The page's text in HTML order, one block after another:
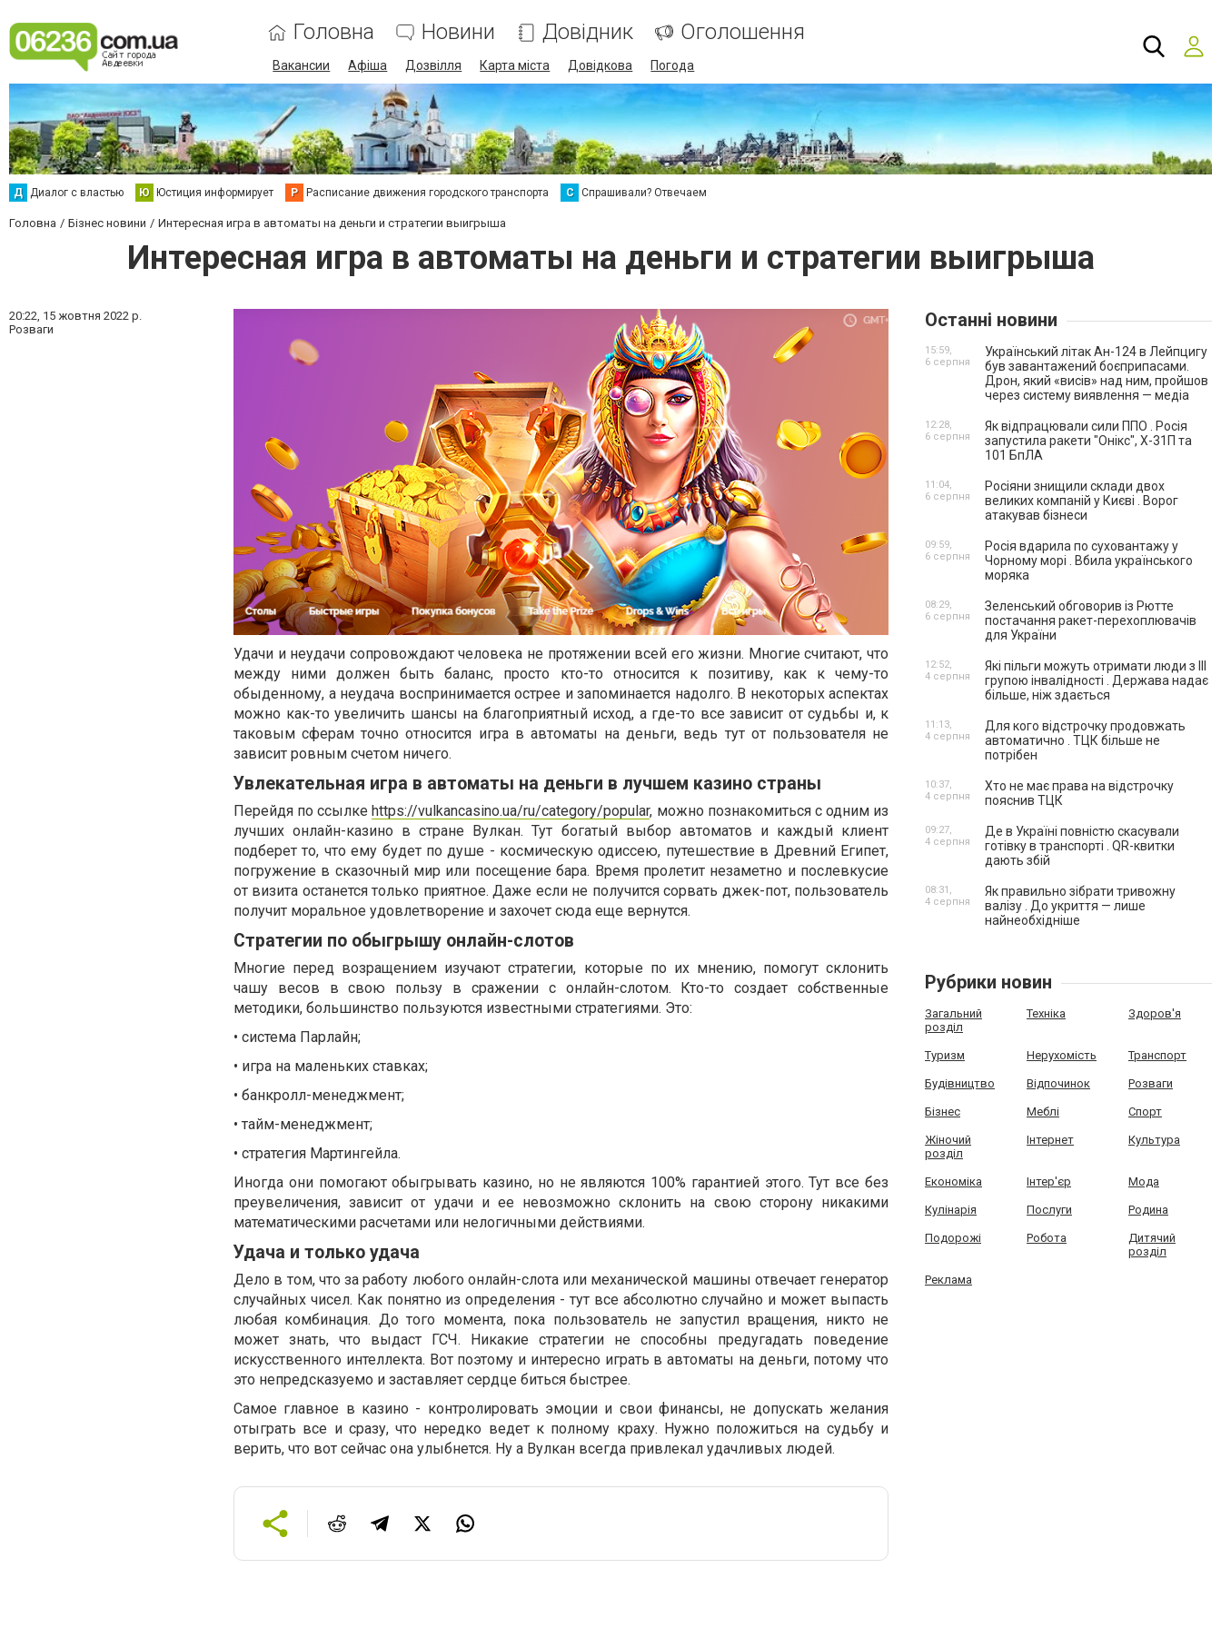
Головна Новини Довідник Оголошення
Вакансии Афіша Дозвілля Карта міста Довідкова Погода
Д Диалог с властью Ю Юстиция информирует Р Расписание движения городского транспорта С Спрашивали? Отвечаем
Головна Бізнес новини Интересная игра в автоматы на деньги и стратегии выигрыша
Интересная игра в автоматы на деньги и стратегии выигрыша
20:22, 15 жовтня 2022 р.
Розваги
Удачи и неудачи сопровождают человека не протяжении всей его жизни. Многие считают, что
между ними должен быть баланс, просто кто-то относится к позитиву, как к чему-то
обыденному, а неудача воспринимается острее и запоминается надолго. В некоторых аспектах
можно как-то увеличить шансы на благоприятный исход, а где-то все зависит от судьбы и, к
таковым сферам точно относится игра в автоматы на деньги, ведь тут от пользователя не
зависит ровным счетом ничего.
Увлекательная игра в автоматы на деньги в лучшем казино страны
Перейдя по ссылкеhttps://vulkancasino.ua/ru/category/popular, можно познакомиться с одним из
лучших онлайн-казино в стране Вулкан. Тут богатый выбор автоматов и каждый клиент
подберет то, что ему будет по душе - космическую одиссею, путешествие в Древний Египет,
погружение в сказочный мир или посещение бара. Время пролетит незаметно и послевкусие
от визита останется только приятное. Даже если не получится сорвать джек-пот, пользователь
получит моральное удовлетворение и захочет сюда еще вернутся.
Стратегии по обыгрышу онлайн-слотов
Многие перед возращением изучают стратегии, которые по их мнению, помогут склонить
чашу весов в свою пользу в сражении с онлайн-слотом. Кто-то создает собственные
методики, большинство пользуются известными стратегиями. Это:
• система Парлайн;
• игра на маленьких ставках;
• банкролл-менеджмент;
• тайм-менеджмент;
• стратегия Мартингейла.
Иногда они помогают обыгрывать казино, но не являются 100% гарантией этого. Тут все без
преувеличения, зависит от удачи и ее невозможно склонить на свою сторону никакими
математическими расчетами или нелогичными действиями.
Удача и только удача
Дело в том, что за работу любого онлайн-слота или механической машины отвечает генератор
случайных чисел. Как понятно из определения - тут все абсолютно случайно и может выпасть
любая комбинация. До того момента, пока пользователь не запустил вращения, никто не
может знать, что выдаст ГСЧ. Никакие стратегии не способны предугадать поведение
искусственного интеллекта. Вот поэтому и интересно играть в автоматы на деньги, потому что
это непредсказуемо и заставляет сердце биться быстрее.
Самое главное в казино - контролировать эмоции и свои финансы, не допускать желания
отыграть все и сразу, что нередко ведет к полному краху. Нужно положиться на судьбу и
верить, что вот сейчас она улыбнется. Ну а Вулкан всегда привлекал удачливых людей.
Останні новини
Український літак Ан-124 в Лейпцигу
був завантажений боєприпасами.
Дрон, який «висів» над ним, пройшов
через систему виявлення — медіа
15:59,
6 серпня
Як відпрацювали сили ППО . Росія
запустила ракети "Онікс", Х-31П та
101 БпЛА
12:28,
6 серпня
Росіяни знищили склади двох
великих компаній у Києві . Ворог
атакував бізнеси
11:04,
6 серпня
Росія вдарила по суховантажу у
Чорному морі . Вбила українського
моряка
09:59,
6 серпня
Зеленський обговорив із Рютте
постачання ракет-перехоплювачів
для України
08:29,
6 серпня
Які пільги можуть отримати люди з III
групою інвалідності . Держава надає
більше, ніж здається
12:52,
4 серпня
Для кого відстрочку продовжать
автоматично . ТЦК більше не
потрібен
11:13,
4 серпня
Хто не має права на відстрочку
пояснив ТЦК
10:37,
4 серпня
Де в Україні повністю скасували
готівку в транспорті . QR-квитки
дають збій
09:27,
4 серпня
Як правильно зібрати тривожну
валізу . До укриття — лише
найнеобхідніше
08:31,
4 серпня
Рубрики новин
Загальний
розділ
Техніка Здоров'я
Туризм Нерухомість Транспорт
Будівництво Відпочинок Розваги
Бізнес Меблі Спорт
Жіночий
розділ
Інтернет Культура
Економіка Інтер'єр Мода
Кулінарія Послуги Родина
Подорожі Робота
Дитячий
розділ
Реклама